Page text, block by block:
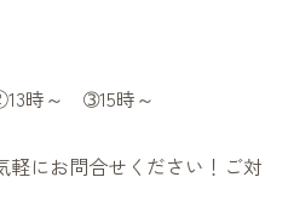
時～ ➂15時～
にお問合せください！ご対